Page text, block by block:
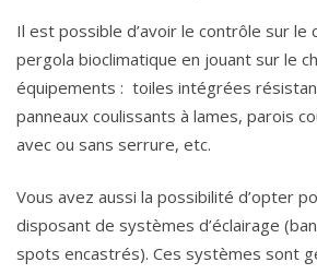
Il est possible d’avoir le contrôle sur
pergola bioclimatique en jouant sur le
équipements : toiles intégrées
panneaux coulissants à lames, parois
avec ou sans serrure, etc.
Vous avez aussi la possibilité d’opter
disposant de systèmes d’éclairage
spots encastrés). Ces systèmes sont